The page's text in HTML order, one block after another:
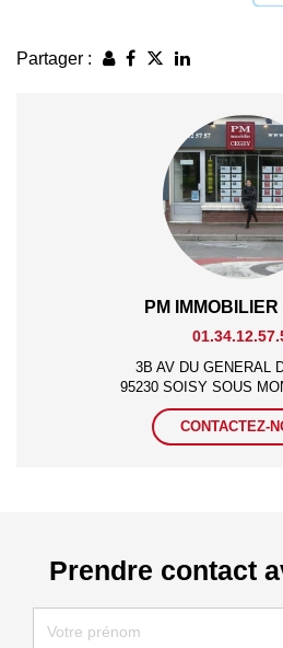
Partager :
PM
3B AV DU GENERAL
95230 SOISY SOUS
CONTACTEZ-
Prendre contact